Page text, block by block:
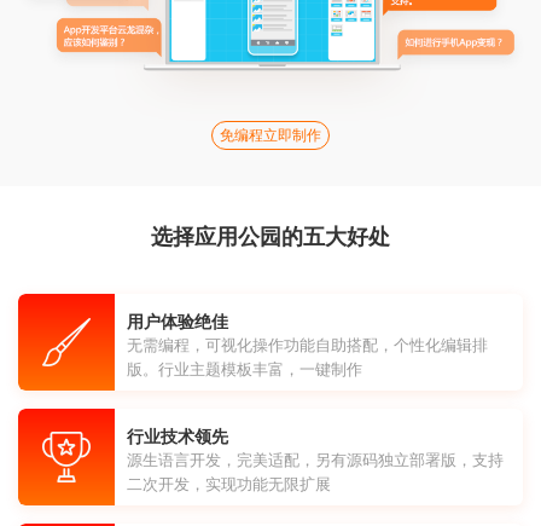
免编程立即制作
选择应用公园的五大好处
用户体验绝佳
无需编程，可视化操作功能自助搭配，个性化编辑排
版。行业主题模板丰富，一键制作
行业技术领先
源生语言开发，完美适配，另有源码独立部署版，支持
二次开发，实现功能无限扩展